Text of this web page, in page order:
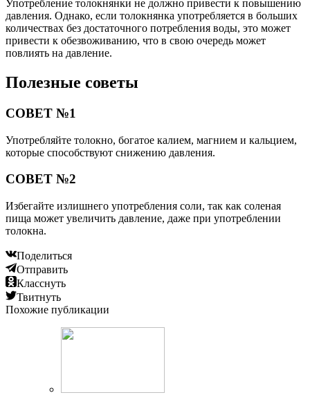
Употребление толокнянки не должно привести к повышению
давления. Однако, если толокнянка употребляется в больших
количествах без достаточного потребления воды, это может
привести к обезвоживанию, что в свою очередь может
повлиять на давление.
Полезные советы
СОВЕТ №1
Употребляйте толокно, богатое калием, магнием и кальцием,
которые способствуют снижению давления.
СОВЕТ №2
Избегайте излишнего употребления соли, так как соленая
пища может увеличить давление, даже при употреблении
толокна.
Поделиться
Отправить
Класснуть
Твитнуть
Похожие публикации